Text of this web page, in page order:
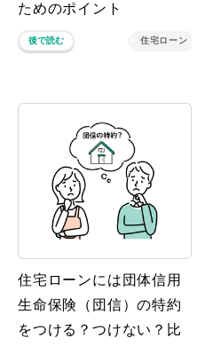
ためのポイント
後で読む 住宅ローン
住宅ローンには団体信用
生命保険（団信）の特約
をつける？つけない？比